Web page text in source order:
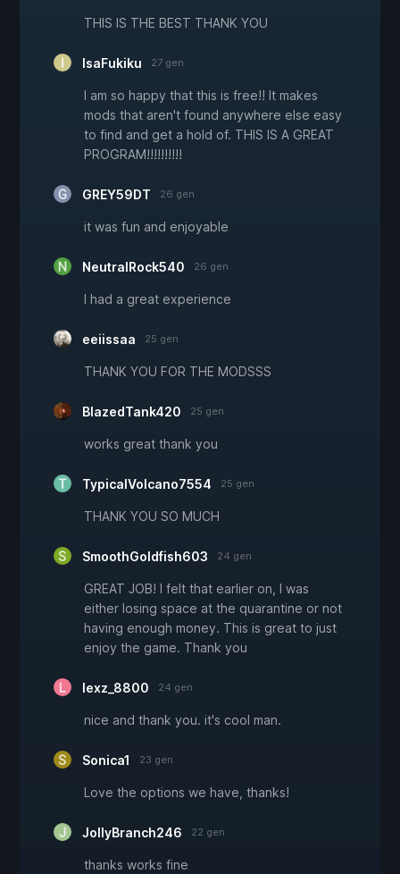
THIS IS THE BEST THANK YOU
IsaFukiku 27 gen
I am so happy that this is free!! It makes
mods that aren't found anywhere else easy
to find and get a hold of. THIS IS A GREAT
PROGRAM!!!!!!!!!!
GREY59DT 26 gen
it was fun and enjoyable
NeutralRock540 26 gen
I had a great experience
eeiissaa 25 gen
THANK YOU FOR THE MODSSS
BlazedTank420 25 gen
works great thank you
TypicalVolcano7554 25 gen
THANK YOU SO MUCH
SmoothGoldfish603 24 gen
GREAT JOB! I felt that earlier on, I was
either losing space at the quarantine or not
having enough money. This is great to just
enjoy the game. Thank you
lexz_8800 24 gen
nice and thank you. it's cool man.
Sonica1 23 gen
Love the options we have, thanks!
JollyBranch246 22 gen
thanks works fine